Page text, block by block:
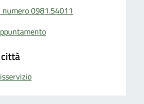
numero 0981.54011